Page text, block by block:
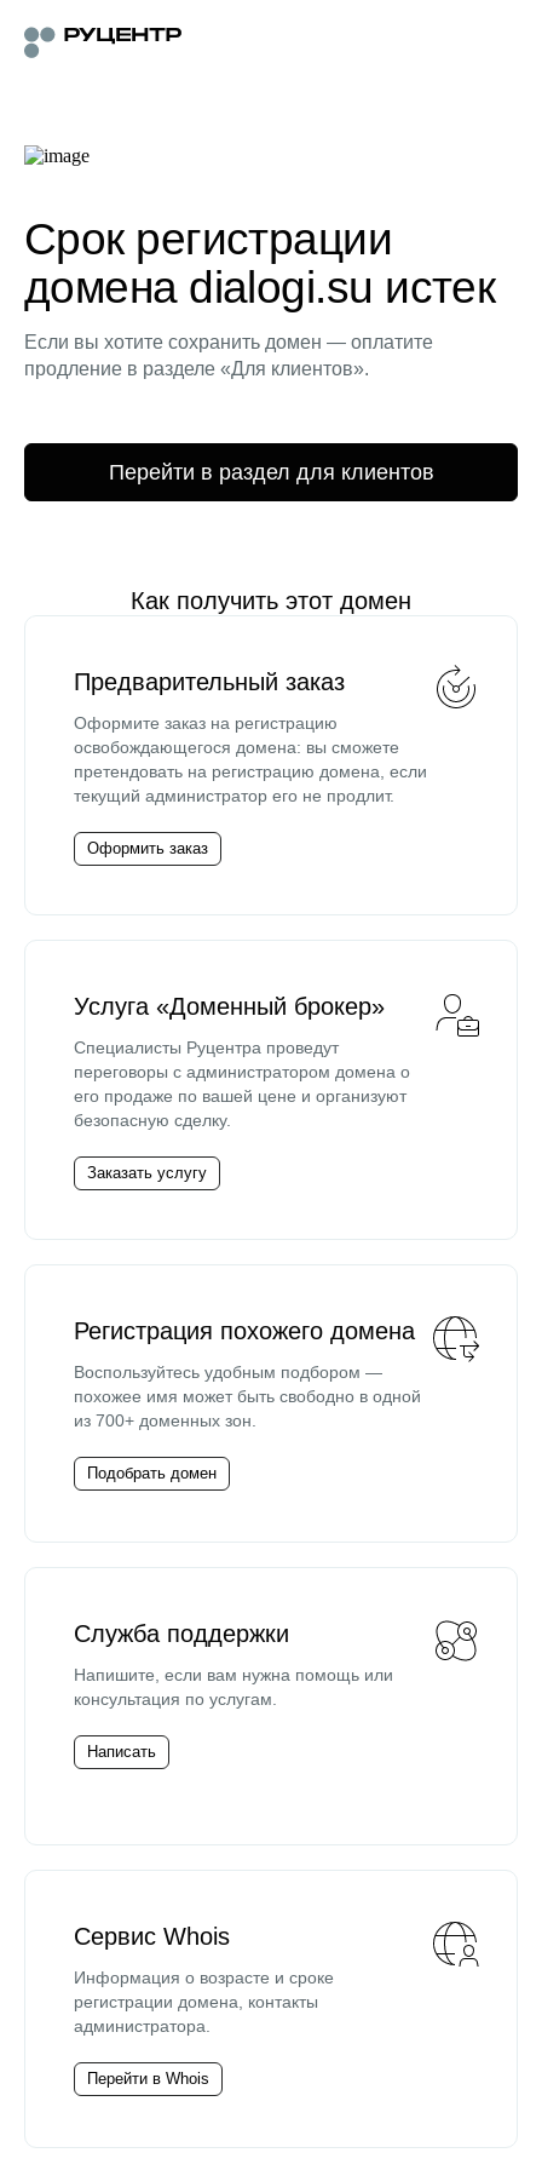
Срок регистрации
домена dialogi.su истек
Если вы хотите сохранить домен — оплатите
продление в разделе «Для клиентов».
Перейти в раздел для клиентов
Как получить этот домен
Предварительный заказ
Оформите заказ на регистрацию
освобождающегося домена: вы сможете
претендовать на регистрацию домена, если
текущий администратор его не продлит.
Оформить заказ
Услуга «Доменный брокер»
Специалисты Руцентра проведут
переговоры с администратором домена о
его продаже по вашей цене и организуют
безопасную сделку.
Заказать услугу
Регистрация похожего домена
Воспользуйтесь удобным подбором —
похожее имя может быть свободно в одной
из 700+ доменных зон.
Подобрать домен
Служба поддержки
Напишите, если вам нужна помощь или
консультация по услугам.
Написать
Сервис Whois
Информация о возрасте и сроке
регистрации домена, контакты
администратора.
Перейти в Whois